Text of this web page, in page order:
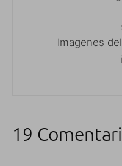
Imagenes
19